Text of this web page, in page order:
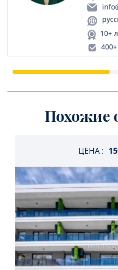
10+
Похожие
ЦЕНА :